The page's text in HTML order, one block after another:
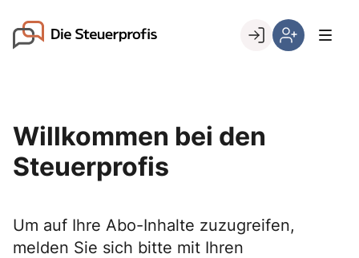
content
Go to landing page.
sind
Willkommen bei den
Steuerprofis
Um auf Ihre Abo-Inhalte zuzugreifen,
melden Sie sich bitte mit Ihren